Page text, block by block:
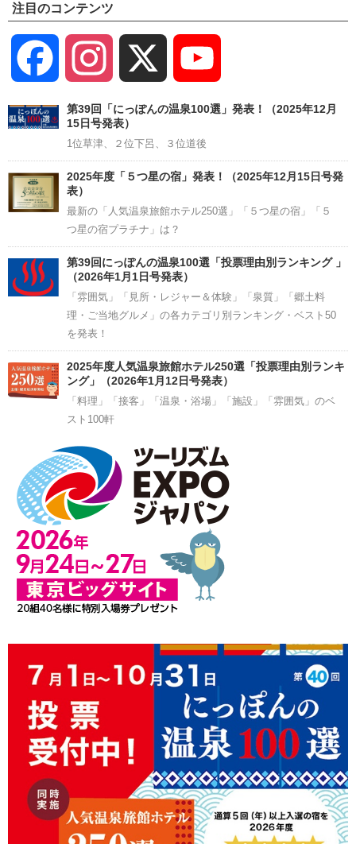
注目のコンテンツ
Facebook Instagram
Channel
第39回「にっぽんの温泉100選」発表！（2025年12月
15日号発表）
1位草津、２位下呂、３位道後
2025年度「５つ星の宿」発表！（2025年12月15日号発
表）
最新の「人気温泉旅館ホテル250選」「５つ星の宿」「５
つ星の宿プラチナ」は？
第39回にっぽんの温泉100選「投票理由別ランキング 」
（2026年1月1日号発表）
「雰囲気」「見所・レジャー＆体験」「泉質」「郷土料
理・ご当地グルメ」の各カテゴリ別ランキング・ベスト50
を発表！
2025年度人気温泉旅館ホテル250選「投票理由別ランキ
ング」（2026年1月12日号発表）
「料理」「接客」「温泉・浴場」「施設」「雰囲気」のベ
スト100軒